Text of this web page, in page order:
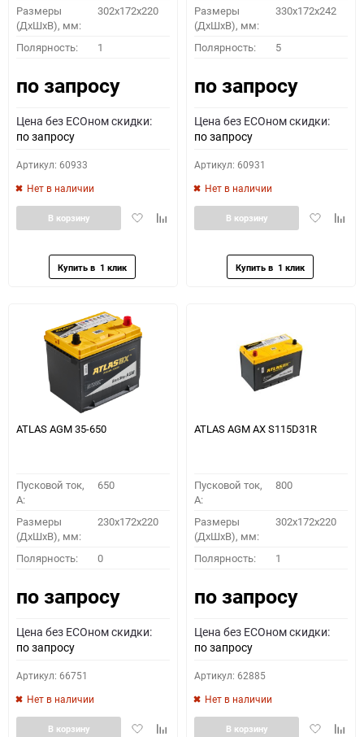
Размеры
(ДхШхВ), мм:
302x172x220
Полярность: 1
по запросу
Цена без ECOном скидки:
по запросу
Артикул: 60933
Нет в наличии
ДобавитьДобавить
В корзину
Размеры
(ДхШхВ), мм:
330x172x242
Полярность: 5
по запросу
Цена без ECOном скидки:
по запросу
Артикул: 60931
Нет в наличии
Добавить
В корзину
ATLAS AGM 35-650
Пусковой ток,
A:
650
Размеры
(ДхШхВ), мм:
230x172x220
Полярность: 0
по запросу
Цена без ECOном скидки:
по запросу
Артикул: 66751
Нет в наличии
ДобавитьДобавить
В корзину
ATLAS AGM AX S115D31R
Пусковой ток,
A:
800
Размеры
(ДхШхВ), мм:
302x172x220
Полярность: 1
по запросу
Цена без ECOном скидки:
по запросу
Артикул: 62885
Нет в наличии
Добавить
В корзину